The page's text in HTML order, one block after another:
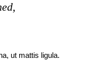
ut mattis ligula.